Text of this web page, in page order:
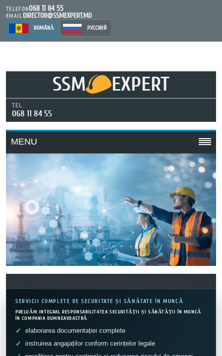
TELEFON068 11 84 55
EMAIL DIRECTOR@SSMEXPERT.MD
ROMÂNĂ РУССКИЙ
SSM EXPERT
TEL.
068 11 84 55
MENU
SERVICII COMPLETE DE SECURITATE ȘI SĂNĂTATE ÎN MUNCĂ
PRELUĂM INTEGRAL RESPONSABILITATEA SECURITĂȚII ȘI SĂNĂTĂȚII ÎN MUNCĂ
ÎN COMPANIA DUMNEAVOASTRĂ
elaborarea documentației complete
instruirea angajaților conform cerințelor legale